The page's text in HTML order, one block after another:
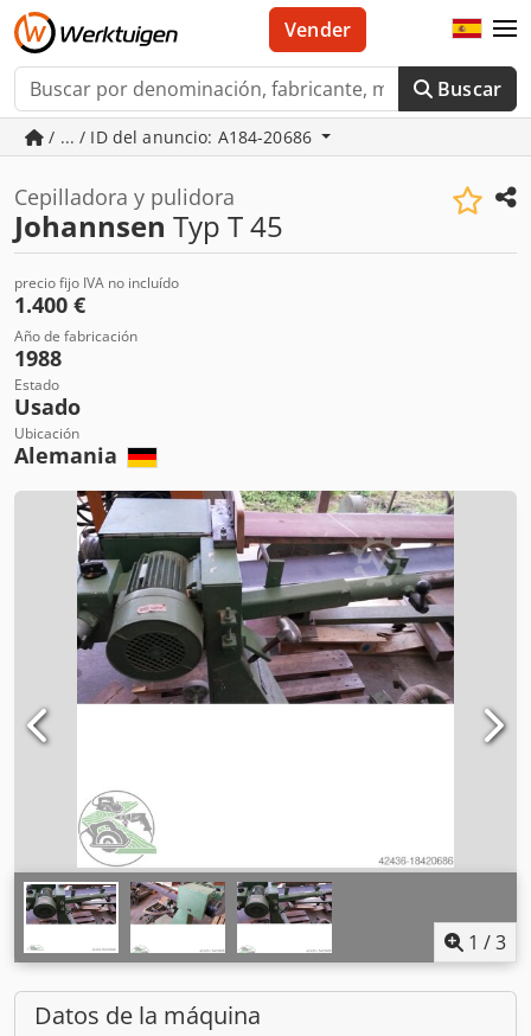
Buscar
Vender
/ ... / ID del anuncio: A184-20686
Cepilladora y pulidora
Johannsen Typ T 45
precio fijo IVA no incluído
1.400 €
Año de fabricación
1988
Estado
Usado
Ubicación
Alemania
1 /3
Datos de la máquina